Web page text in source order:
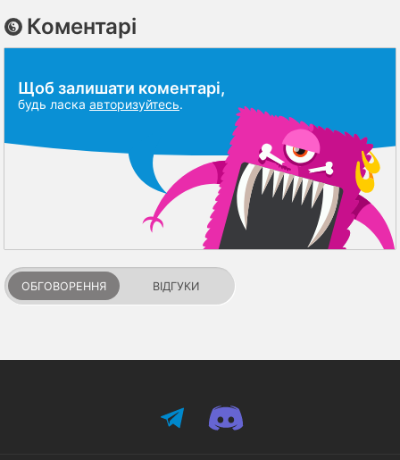
Коментарі
Щоб залишати коментарі,
будь ласка авторизуйтесь.
ОБГОВОРЕННЯ ВІДГУКИ